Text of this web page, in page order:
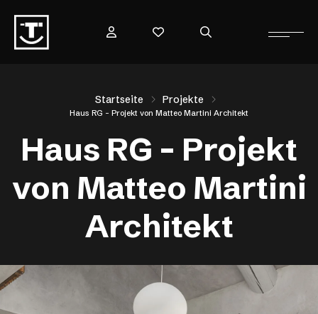
Startseite Projekte
Haus RG – Projekt von Matteo Martini Architekt
Haus RG – Projekt
von Matteo Martini
Architekt